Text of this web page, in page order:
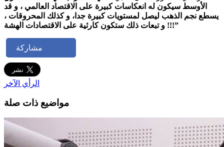
الأوسط سيكون له انعكاسات كبيرة على الاقتصاد العالمي ، و قد
يسطع نجم الذهب ليصل لمستويات كبيرة جدا، و كذلك المحروقات ،
و تبعات ذلك ستكون كارثية على الاقتصادات الهشة !!!”
مشاركة
الرأي الآخر
مواضيع ذات صلة